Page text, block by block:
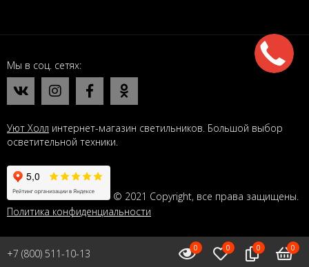
Мы в соц. сетях
Уют Холл интернет-магазин светильников. Большой выбор
осветительной техники.
© 2021 Copyright, все права защищены.
Политика конфиденциальности
0 0 0 0
+7 (800) 511-10-13